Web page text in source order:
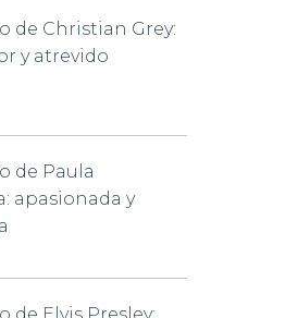
de Christian Grey:
y atrevido
de Paula
apasionada y